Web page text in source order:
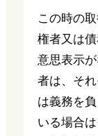
この時の
権者又は
意思表示
者は、そ
は義務を
いる場合